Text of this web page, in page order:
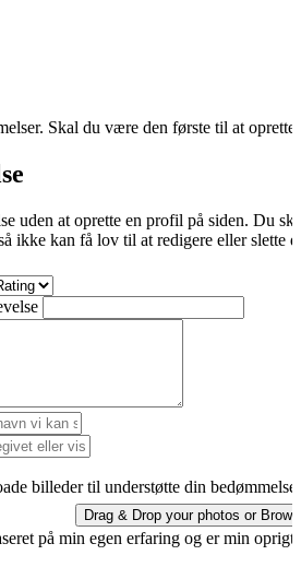
Skal du være den første til at oprette
uden at oprette en profil på siden. Du
ikke kan få lov til at redigere eller slette
billeder til understøtte din bedømmelse.
Drag & Drop your photos or
på min egen erfaring og er min